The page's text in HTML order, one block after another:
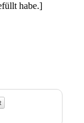
habe.]